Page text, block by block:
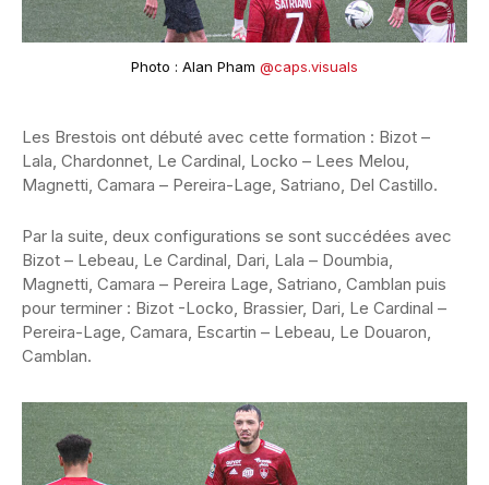
Photo : Alan Pham @caps.visuals
Les Brestois ont débuté avec cette formation : Bizot –
Lala, Chardonnet, Le Cardinal, Locko – Lees Melou,
Magnetti, Camara – Pereira-Lage, Satriano, Del Castillo.
Par la suite, deux configurations se sont succédées avec
Bizot – Lebeau, Le Cardinal, Dari, Lala – Doumbia,
Magnetti, Camara – Pereira Lage, Satriano, Camblan puis
pour terminer : Bizot -Locko, Brassier, Dari, Le Cardinal –
Pereira-Lage, Camara, Escartin – Lebeau, Le Douaron,
Camblan.